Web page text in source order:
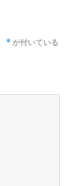
* が付いている